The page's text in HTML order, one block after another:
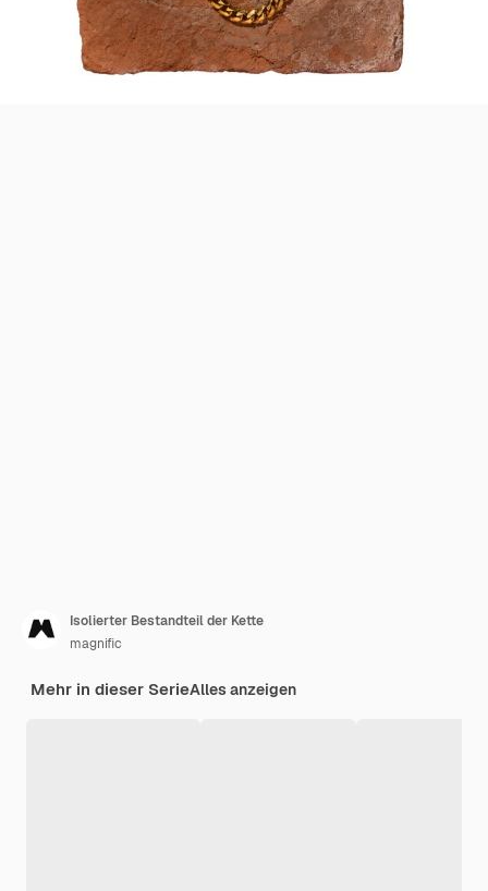
Isolierter Bestandteil der Kette
magnific
Mehr in dieser SerieAlles anzeigen